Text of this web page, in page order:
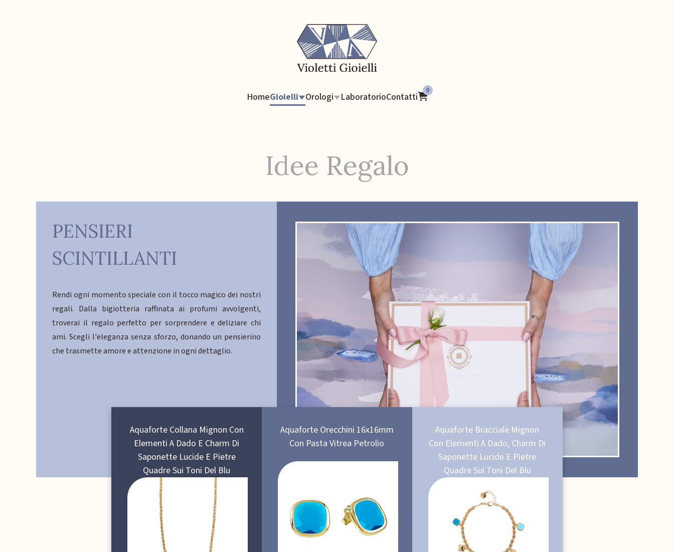
HomeGioielli Orologi LaboratorioContatti
0
Idee Regalo
PENSIERI
SCINTILLANTI
Rendi ogni momento speciale con il tocco magico dei nostri
regali. Dalla bigiotteria raffinata ai profumi avvolgenti,
troverai il regalo perfetto per sorprendere e deliziare chi
ami. Scegli l'eleganza senza sforzo, donando un pensierino
che trasmette amore e attenzione in ogni dettaglio.
Aquaforte Collana Mignon Con
Elementi A Dado E Charm Di
Saponette Lucide E Pietre
Quadre Sui Toni Del Blu
Aquaforte Orecchini 16x16mm
Con Pasta Vitrea Petrolio
Aquaforte Bracciale Mignon
Con Elementi A Dado, Charm Di
Saponette Lucide E Pietre
Quadre Sui Toni Del Blu